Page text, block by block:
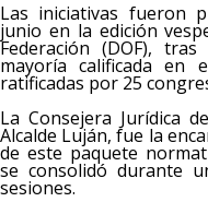
Las iniciativas fueron
junio en la edición
Federación (DOF),
mayoría calificada en
ratificadas por 25
La Consejera Jurídica
Alcalde Luján, fue la
de este paquete
se consolidó durante
sesiones.